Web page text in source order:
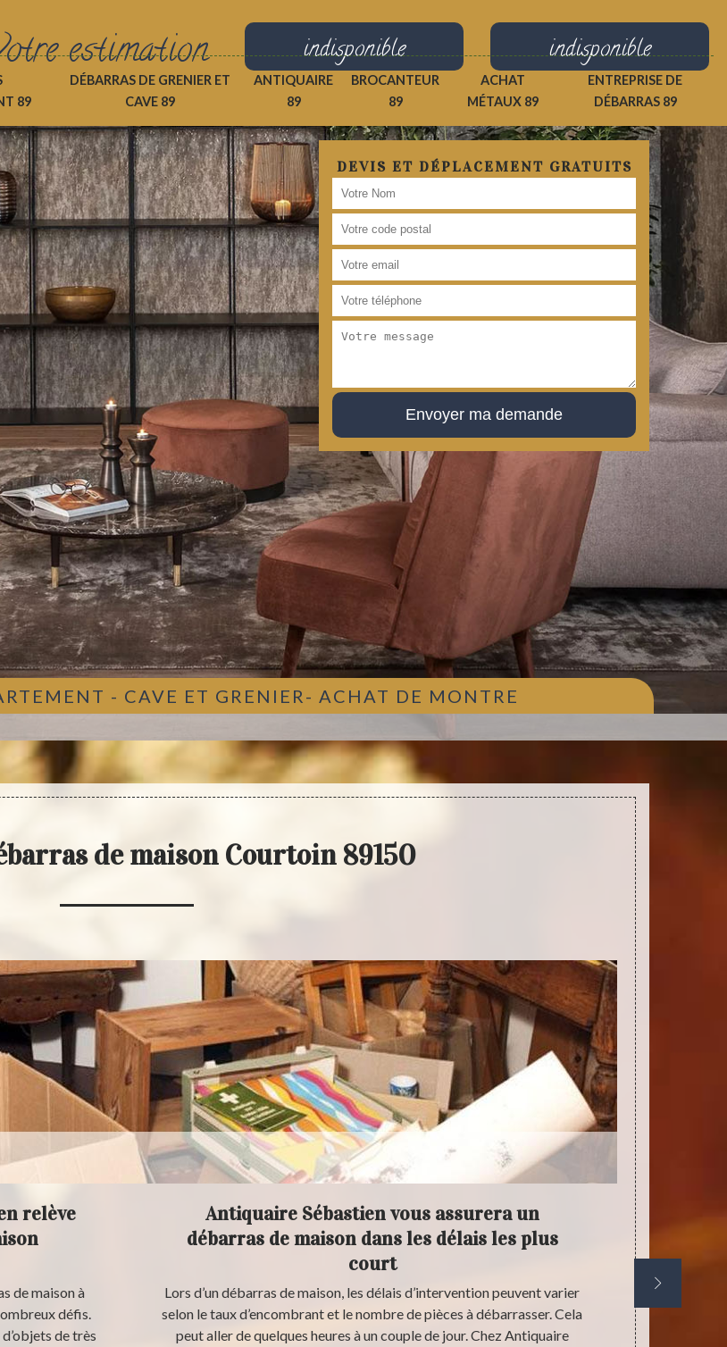
estimation indisponible indisponible
89
DÉBARRAS DE GRENIER ET
CAVE 89
ANTIQUAIRE
89
BROCANTEUR
89
ACHAT
MÉTAUX 89
ENTREPRISE DE
DÉBARRAS 89
DEVIS ET DÉPLACEMENT GRATUITS
- CAVE ET GRENIER- ACHAT DE MONTRE
de maison Courtoin 89150
relève
de maison à
défis.
de très
Antiquaire Sébastien vous assurera un
débarras de maison dans les délais les plus
court
Lors d’un débarras de maison, les délais d’intervention peuvent varier
selon le taux d’encombrant et le nombre de pièces à débarrasser. Cela
peut aller de quelques heures à un couple de jour. Chez Antiquaire
Si vous